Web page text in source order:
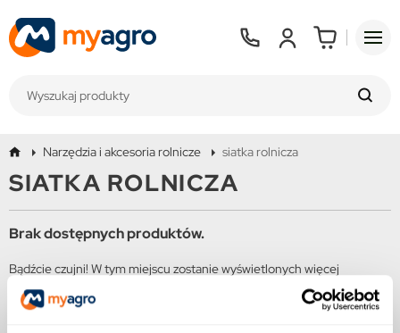
Narzędzia i akcesoria rolnicze siatka rolnicza
SIATKA ROLNICZA
Brak dostępnych produktów.
Bądźcie czujni! W tym miejscu zostanie wyświetlonych więcej
produktów w miarę ich dodawania.